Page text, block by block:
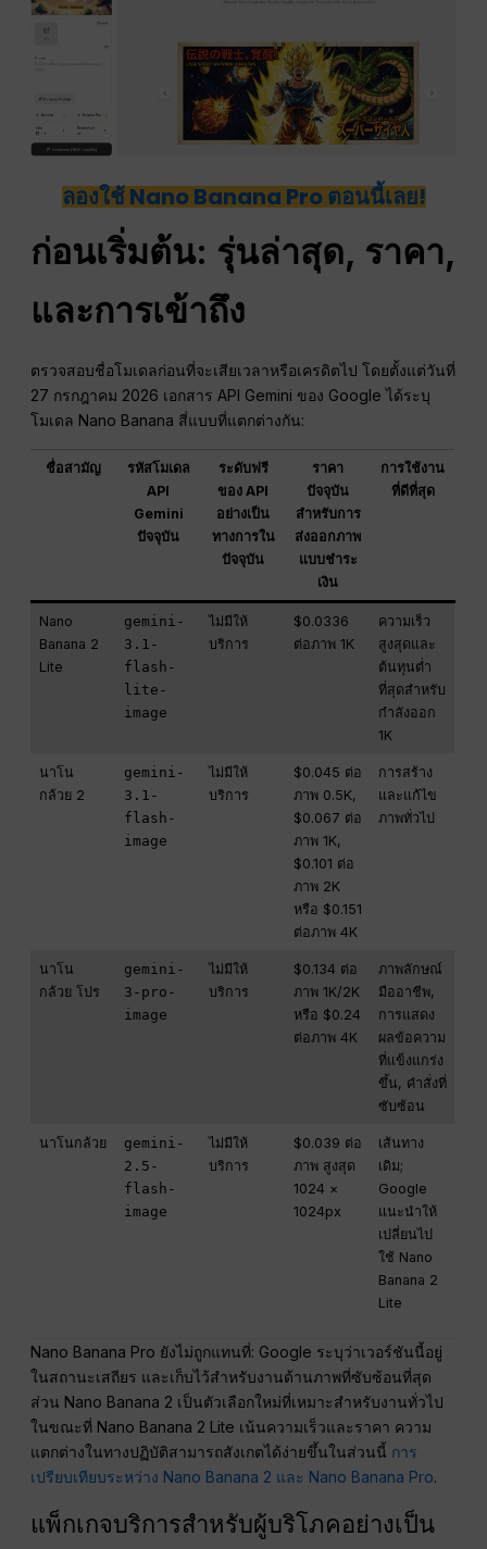
ลองใช้ Nano Banana Pro ตอนนี้เลย!
ก่อนเริ่มต้น: รุ่นล่าสุด, ราคา,
และการเข้าถึง
ตรวจสอบชื่อโมเดลก่อนที่จะเสียเวลาหรือเครดิตไป โดยตั้งแต่วันที่
27 กรกฎาคม 2026 เอกสาร API Gemini ของ Google ได้ระบุ
โมเดล Nano Banana สี่แบบที่แตกต่างกัน:
ชื่อสามัญ
รหัสโมเดล
API
Gemini
ปัจจุบัน
ระดับฟรี
ของ API
อย่างเป็น
ทางการใน
ปัจจุบัน
ราคา
ปัจจุบัน
สำหรับการ
ส่งออกภาพ
แบบชำระ
เงิน
การใช้งาน
ที่ดีที่สุด
Nano
Banana 2
Lite
gemini-
3.1-
flash-
lite-
image
ไม่มีให้
บริการ
$0.0336
ต่อภาพ 1K
ความเร็ว
สูงสุดและ
ต้นทุนต่ำ
ที่สุดสำหรับ
กำลังออก
1K
นาโน
กล้วย 2
gemini-
3.1-
flash-
image
ไม่มีให้
บริการ
$0.045 ต่อ
ภาพ 0.5K,
$0.067 ต่อ
ภาพ 1K,
$0.101 ต่อ
ภาพ 2K
หรือ $0.151
ต่อภาพ 4K
การสร้าง
และแก้ไข
ภาพทั่วไป
นาโน
กล้วย โปร
gemini-
3-pro-
image
ไม่มีให้
บริการ
$0.134 ต่อ
ภาพ 1K/2K
หรือ $0.24
ต่อภาพ 4K
ภาพลักษณ์
มืออาชีพ,
การแสดง
ผลข้อความ
ที่แข็งแกร่ง
ขึ้น, คำสั่งที่
ซับซ้อน
นาโนกล้วย
gemini-
2.5-
flash-
image
ไม่มีให้
บริการ
$0.039 ต่อ
ภาพ สูงสุด
1024 ×
1024px
เส้นทาง
เดิม;
Google
แนะนำให้
เปลี่ยนไป
ใช้ Nano
Banana 2
Lite
Nano Banana Pro ยังไม่ถูกแทนที่: Google ระบุว่าเวอร์ชันนี้อยู่
ในสถานะเสถียร และเก็บไว้สำหรับงานด้านภาพที่ซับซ้อนที่สุด
ส่วน Nano Banana 2 เป็นตัวเลือกใหม่ที่เหมาะสำหรับงานทั่วไป
ในขณะที่ Nano Banana 2 Lite เน้นความเร็วและราคา ความ
แตกต่างในทางปฏิบัติสามารถสังเกตได้ง่ายขึ้นในส่วนนี้ การ
เปรียบเทียบระหว่าง Nano Banana 2 และ Nano Banana Pro.
แพ็กเกจบริการสำหรับผู้บริโภคอย่างเป็น